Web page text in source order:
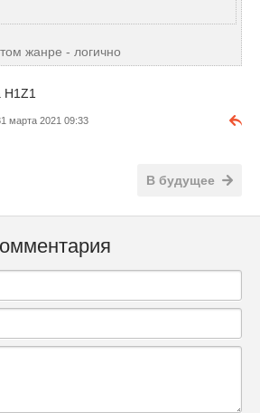
жанре - логично
марта 2021 09:33
В будущее